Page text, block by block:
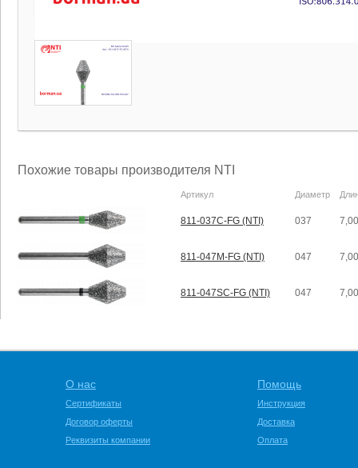
Похожие товары производителя NTI
Артикул Диаметр
811-037C-FG (NTI) 037 7,00
811-047M-FG (NTI) 047 7,00
811-047SC-FG (NTI) 047 7,00
О нас
Сертификаты
Договор оферты
Реквизиты компании
Помощь
Инструкция
Доставка
Оплата